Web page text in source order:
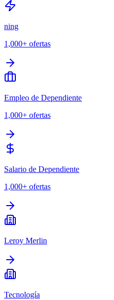
ning
1,000+ ofertas
Empleo de Dependiente
1,000+ ofertas
Salario de Dependiente
1,000+ ofertas
Leroy Merlin
Tecnología